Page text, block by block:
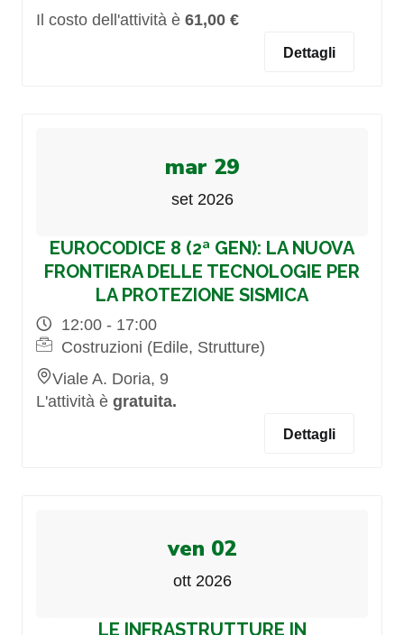
Il costo dell'attività è 61,00 €
Dettagli
mar 29
set 2026
EUROCODICE 8 (2ª GEN): LA NUOVA
FRONTIERA DELLE TECNOLOGIE PER
LA PROTEZIONE SISMICA
12:00 - 17:00
Costruzioni (Edile, Strutture)
Viale A. Doria, 9
L'attività è gratuita.
Dettagli
ven 02
ott 2026
LE INFRASTRUTTURE IN